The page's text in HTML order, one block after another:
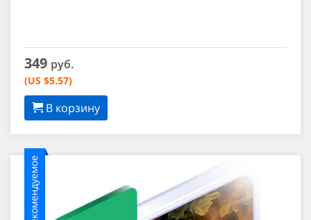
349 руб.
(US $5.57)
В корзину
Рекомендуемое